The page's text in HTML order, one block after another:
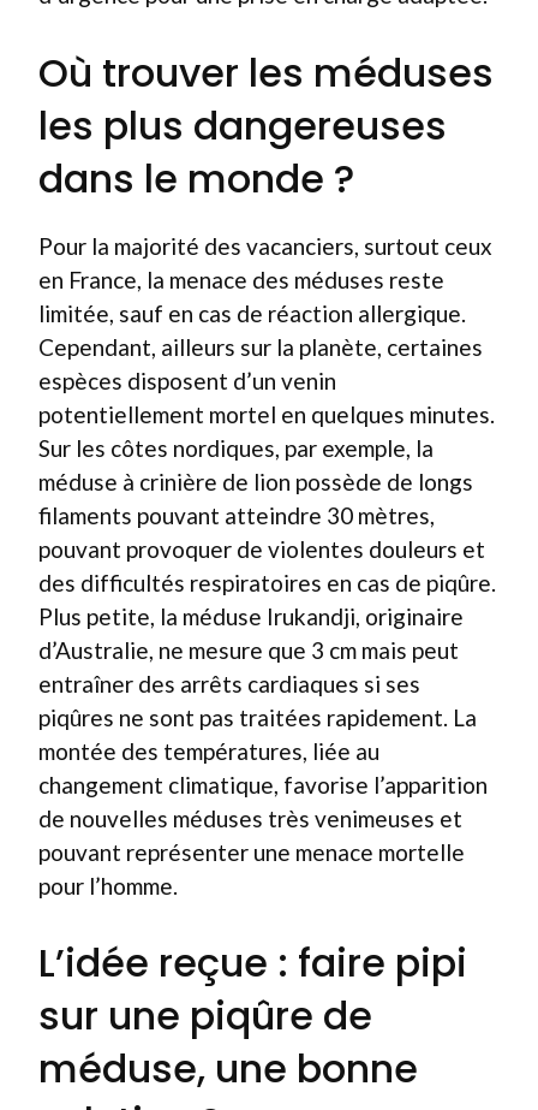
Où trouver les méduses
les plus dangereuses
dans le monde ?
Pour la majorité des vacanciers, surtout ceux
en France, la menace des méduses reste
limitée, sauf en cas de réaction allergique.
Cependant, ailleurs sur la planète, certaines
espèces disposent d’un venin
potentiellement mortel en quelques minutes.
Sur les côtes nordiques, par exemple, la
méduse à crinière de lion possède de longs
filaments pouvant atteindre 30 mètres,
pouvant provoquer de violentes douleurs et
des difficultés respiratoires en cas de piqûre.
Plus petite, la méduse Irukandji, originaire
d’Australie, ne mesure que 3 cm mais peut
entraîner des arrêts cardiaques si ses
piqûres ne sont pas traitées rapidement. La
montée des températures, liée au
changement climatique, favorise l’apparition
de nouvelles méduses très venimeuses et
pouvant représenter une menace mortelle
pour l’homme.
L’idée reçue : faire pipi
sur une piqûre de
méduse, une bonne